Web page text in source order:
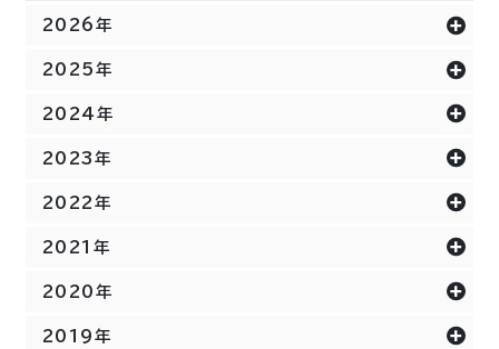
2026年
2025年
2024年
2023年
2022年
2021年
2020年
2019年